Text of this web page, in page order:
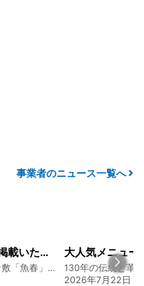
事業者のニュース一覧へ
山陽新聞の一面に掲載いただきました！
創業128年の魚屋 倉敷「魚春」ファンド
2026年7月22日